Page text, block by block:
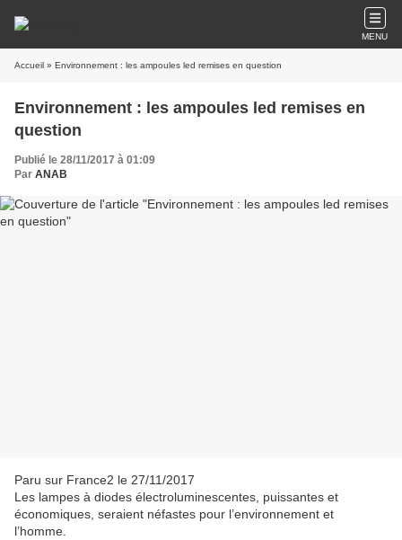
MENU
Accueil » Environnement : les ampoules led remises en question
Environnement : les ampoules led remises en
question
Publié le 28/11/2017 à 01:09
Par ANAB
Paru sur France2 le 27/11/2017
Les lampes à diodes électroluminescentes, puissantes et
économiques, seraient néfastes pour l’environnement et
l’homme.